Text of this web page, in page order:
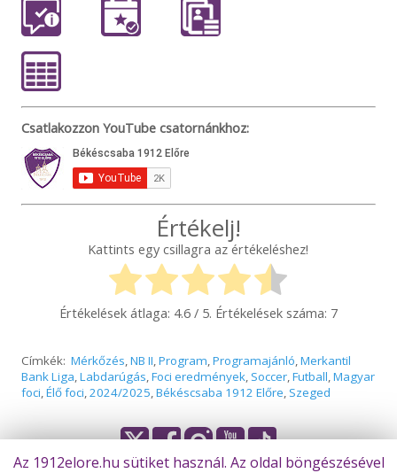
Csatlakozzon YouTube csatornánkhoz:
Értékelj!
Kattints egy csillagra az értékeléshez!
Értékelések átlaga: 4.6/ 5. Értékelések száma: 7
Címkék: Mérkőzés,NB II,Program,Programajánló,Merkantil
Bank Liga,Labdarúgás,Foci eredmények, Soccer,Futball,Magyar
foci,Élő foci,2024/2025,Békéscsaba 1912 Előre, Szeged
Az 1912elore.hu sütiket használ. Az oldal böngészésével